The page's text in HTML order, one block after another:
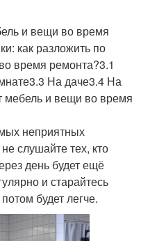
и вещи во время
как разложить по
время ремонта?3.1
На даче3.4 На
мебель и вещи во время
неприятных
слушайте тех, кто
день будет ещё
и старайтесь
будет легче.